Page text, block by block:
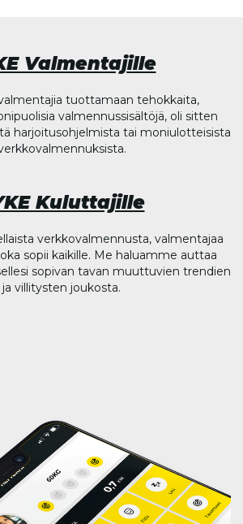
Valmentajille
tuottamaan tehokkaita,
valmennussisältöjä, oli sitten
harjoitusohjelmista tai moniulotteisista
Kuluttajille
verkkovalmennusta, valmentajaa
sopii kaikille. Me haluamme auttaa
sopivan tavan muuttuvien trendien
ja villitysten joukosta.